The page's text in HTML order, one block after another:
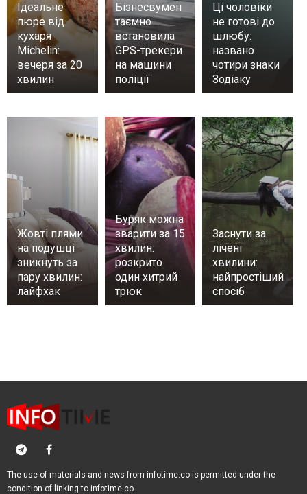
Ідеальне
пюре від
кухаря
Michelin:
вечеря за 20
хвилин
Бізнесвумен
таємно
встановила
GPS-трекери
на машини
поліції
Ці чоловіки
не готові до
шлюбу:
названо
чотири знаки
Зодіаку
Жовті плями
на подушці
зникнуть за
пару хвилин:
лайфхак
Буряк можна
зварити за 15
хвилин:
розкрито
один хитрий
трюк
Заснути за
лічені
хвилини:
найпростіший
спосіб
The use of materials and news from infotime.co is permitted under the
condition of linking to infotime.co